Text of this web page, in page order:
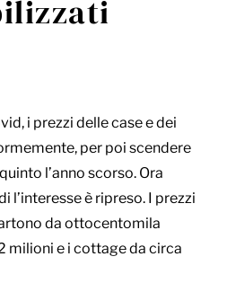
i prezzi delle case e dei
per poi scendere
l’anno scorso. Ora
l’interesse è ripreso. I prezzi
da ottocentomila
milioni e i cottage da circa